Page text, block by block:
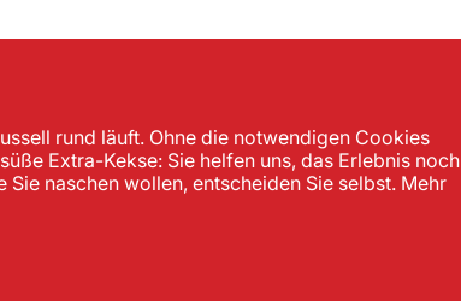
rund läuft. Ohne die notwendigen Cookies
Extra-Kekse: Sie helfen uns, das Erlebnis noch
naschen wollen, entscheiden Sie selbst. Mehr